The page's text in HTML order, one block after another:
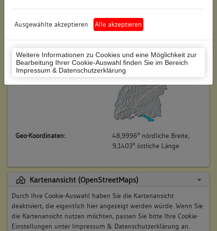
Ausgewählte akzeptieren Alle akzeptieren
Weitere Informationen zu Cookies und eine Möglichkeit zur
Bearbeitung Ihrer Cookie-Auswahl finden Sie im Bereich
Impressum & Datenschutzerklärung
Flurstücknummer: keine
Historischer Straßenname: keiner
Lage des Wohnplatzes:
Geo-Koordinaten:
48,9996° nördliche Breite,
9,1403° östliche Länge
Kartenansicht (OpenStreetMaps)
Durch Ihre Cookie-Auswahl haben Sie die Kartenansicht
deaktiviert, die eigentlich hier angezeigt werden würde. Wenn Sie
die Kartenansicht nutzen möchten, passen Sie bitte Ihre Cookie-
Einstellungen unter Impressum & Datenschutzerklärung an.